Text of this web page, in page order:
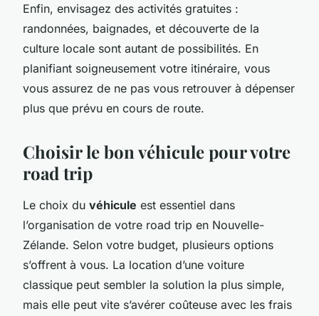
Enfin, envisagez des activités gratuites :
randonnées, baignades, et découverte de la
culture locale sont autant de possibilités. En
planifiant soigneusement votre itinéraire, vous
vous assurez de ne pas vous retrouver à dépenser
plus que prévu en cours de route.
Choisir le bon véhicule pour votre
road trip
Le choix du véhicule est essentiel dans
l’organisation de votre road trip en Nouvelle-
Zélande. Selon votre budget, plusieurs options
s’offrent à vous. La location d’une voiture
classique peut sembler la solution la plus simple,
mais elle peut vite s’avérer coûteuse avec les frais